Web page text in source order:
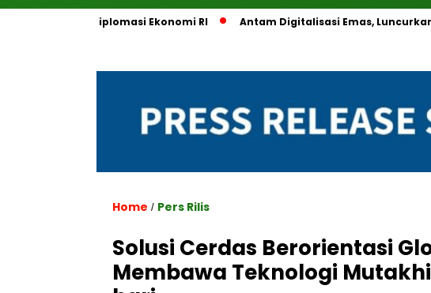
Penopang Diplomasi Ekonomi RI Antam Digitalisasi Emas, Luncurkan
Home / Pers Rilis
Solusi Cerdas Berorientasi
Membawa Teknologi